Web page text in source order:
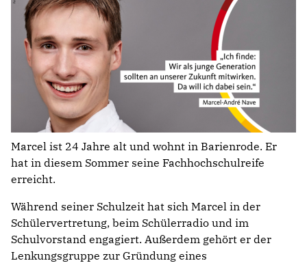
Marcel ist 24 Jahre alt und wohnt in Barienrode. Er
hat in diesem Sommer seine Fachhochschulreife
erreicht.
Während seiner Schulzeit hat sich Marcel in der
Schülervertretung, beim Schülerradio und im
Schulvorstand engagiert. Außerdem gehört er der
Lenkungsgruppe zur Gründung eines